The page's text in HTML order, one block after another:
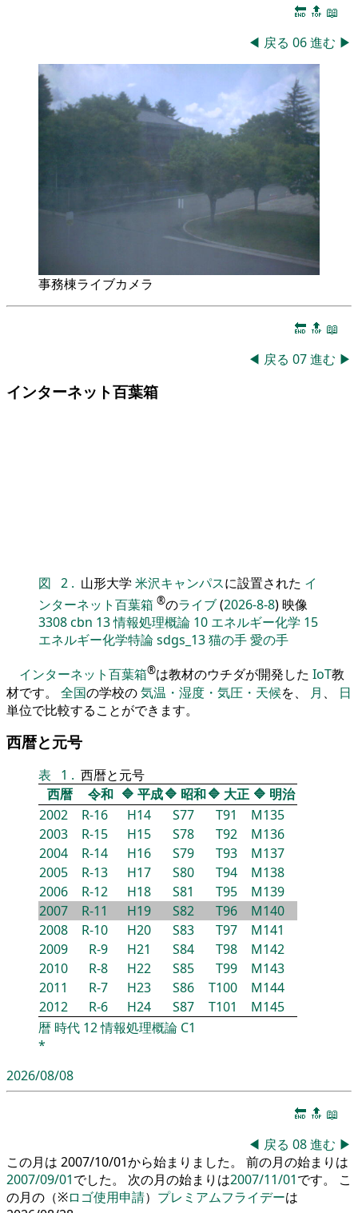
🔚 🔝 📖
◀ 戻る 06進む ▶
事務棟ライブカメラ
🔚 🔝 📖
◀ 戻る 07進む ▶
インターネット百葉箱
図 2 . 山形大学 米沢キャンパスに設置された イ
ンターネット百葉箱 ®のライブ(2026-8-8) 映像
3308cbn 13情報処理概論 10 エネルギー化学 15
エネルギー化学特論sdgs_13猫の手愛の手
インターネット百葉箱®は教材のウチダが開発した IoT教
材です。 全国の学校の気温・湿度・気圧・天候を、 月 、 日
単位で比較することができます。
西暦と元号
表 1 . 西暦と元号
西暦
令和 🔷 平成🔷 昭和🔷 大正 🔷 明治
2002
R-16 H14 S77 T91
M135
2003
R-15 H15 S78 T92
M136
2004
R-14 H16 S79 T93
M137
2005
R-13 H17 S80 T94
M138
2006
R-12 H18 S81 T95
M139
2007
R-11 H19 S82 T96
M140
2008
R-10 H20 S83 T97
M141
2009
R-9 H21 S84 T98
M142
2010
R-8 H22 S85 T99
M143
2011
R-7 H23 S86 T100
M144
2012
R-6 H24 S87 T101
M145
暦 時代 12情報処理概論 C1
*
2026/08/08
🔚 🔝 📖
◀ 戻る 08進む ▶
この月は 2007/10/01から始まりました。 前の月の始まりは
2007/09/01でした。 次の月の始まりは2007/11/01です。 こ
の月の（※ロゴ使用申請） プレミアムフライデーは